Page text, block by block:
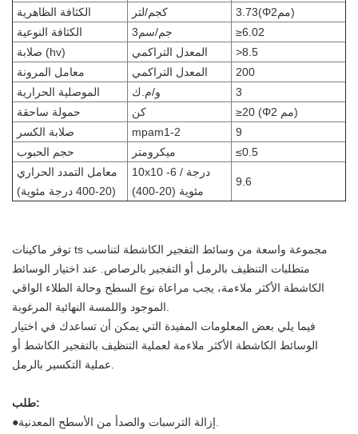
الكثافة الظاهرية
كجم/لتر
3.73(Φ2مم)
الكثافة النوعية
جم/سم3
≥6.02
صلابة (hv)
المعدل التراكمي
>8.5
معامل المرونة
المعدل التراكمي
200
الموصلية الحرارية
و/م.ك
3
حمولة ساحقة
كن
≥20 (Φ2 مم)
صلابة الكسر
mpam1-2
9
حجم الحبوب
ميكرومتر
≤0.5
معامل التمدد الحراري
(20-400 درجة مئوية)
10x10 -6 / درجة
مئوية (20-400)
9.6
توفر ماكينات ts مجموعة واسعة من وسائط التفجير الكاشطة لتناسب
متطلبات التنظيف بالرمل أو التفجير بالرصاص. عند اختيار الوسائط
الكاشطة الأكثر ملاءمة، يجب مراعاة نوع السطح وحالة الطلاء الواقي
فيما يلي بعض المعلومات المفيدة التي يمكن أن تساعدك في اختيار
الوسائط الكاشطة الأكثر ملاءمة لعملية التنظيف بالتفجير الكاشط أو
طلب:
●